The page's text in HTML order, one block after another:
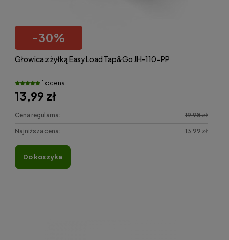
-30%
Głowica z żyłką Easy Load Tap&Go JH-110-PP
1 ocena
13,99 zł
Cena regularna: 19,98 zł
Najniższa cena: 13,99 zł
do koszyka